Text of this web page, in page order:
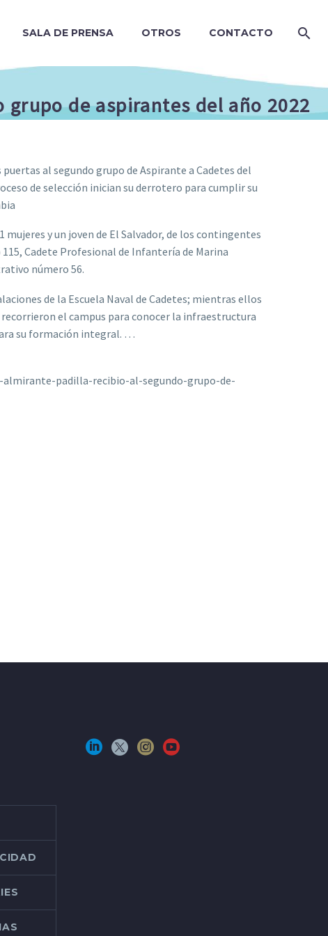
SALA DE PRENSA OTROS CONTACTO
grupo de aspirantes del año 2022
al segundo grupo de Aspirante a Cadetes del
de selección inician su derrotero para cumplir su
y un joven de El Salvador, de los contingentes
Cadete Profesional de Infantería de Marina
número 56.
de la Escuela Naval de Cadetes; mientras ellos
el campus para conocer la infraestructura
su formación integral. …
padilla-recibio-al-segundo-grupo-de-